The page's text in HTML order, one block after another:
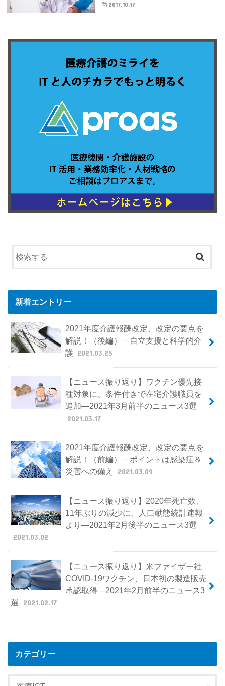
2017.10.17
新着エントリー
2021年度介護報酬改定、改定の要点を
解説！（後編）－自立支援と科学的介
護 2021.03.25
【ニュース振り返り】ワクチン優先接
種対象に、条件付きで在宅介護職員を
追加―2021年3月前半のニュース3選
2021.03.17
2021年度介護報酬改定、改定の要点を
解説！（前編）－ポイントは感染症＆
災害への備え
2021.03.09
【ニュース振り返り】2020年死亡数、
11年ぶりの減少に、人口動態統計速報
より―2021年2月後半のニュース3選
2021.03.02
【ニュース振り返り】米ファイザー社
COVID-19ワクチン、日本初の製造販売
承認取得―2021年2月前半のニュース3
選
2021.02.17
カテゴリー